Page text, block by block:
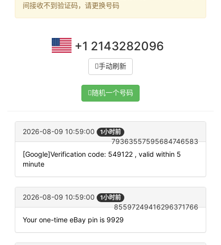
间接收不到验证码，请更换号码
+1 2143282096
手动刷新
随机一个号码
2026-08-09 10:59:00 1小时前
79363557595684746583
[Google]Verification code: 549122 , valid within 5
minute
2026-08-09 10:59:00 1小时前
85597249416296371766
Your one-time eBay pin is 9929